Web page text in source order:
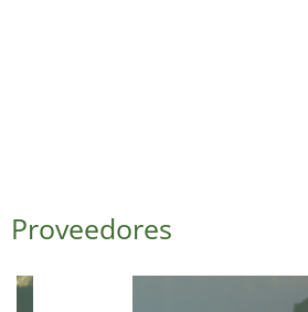
Proveedores